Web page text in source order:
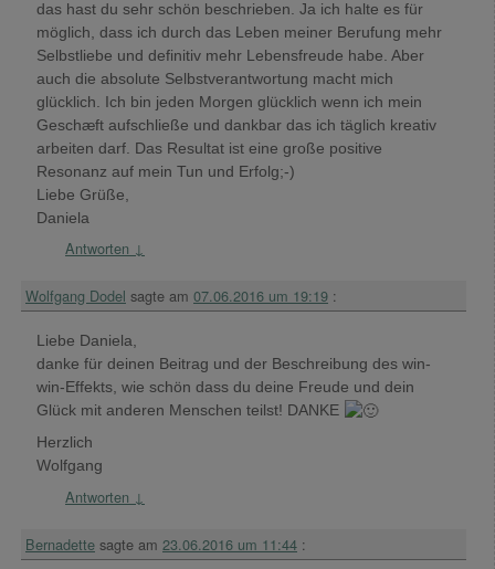
das hast du sehr schön beschrieben. Ja ich halte es für
möglich, dass ich durch das Leben meiner Berufung mehr
Selbstliebe und definitiv mehr Lebensfreude habe. Aber
auch die absolute Selbstverantwortung macht mich
glücklich. Ich bin jeden Morgen glücklich wenn ich mein
Geschæft aufschließe und dankbar das ich täglich kreativ
arbeiten darf. Das Resultat ist eine große positive
Resonanz auf mein Tun und Erfolg;-)
Liebe Grüße,
Daniela
Antworten ↓
Wolfgang Dodel sagte am 07.06.2016 um 19:19 :
Liebe Daniela,
danke für deinen Beitrag und der Beschreibung des win-
win-Effekts, wie schön dass du deine Freude und dein
Glück mit anderen Menschen teilst! DANKE
Herzlich
Wolfgang
Antworten ↓
Bernadette sagte am 23.06.2016 um 11:44 :